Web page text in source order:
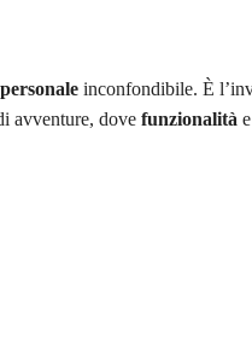
inconfondibile. È
avventure, dove funzionalità e